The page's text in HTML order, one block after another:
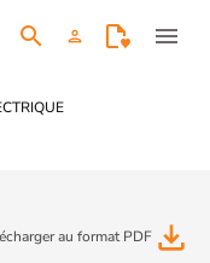
search person menu
au format PDF file_download